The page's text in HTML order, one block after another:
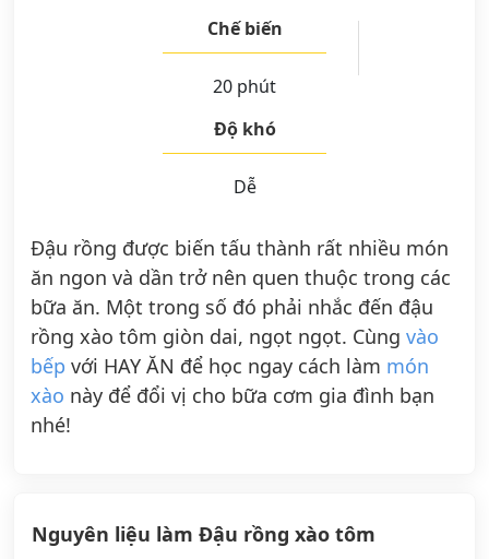
Chế biến
20 phút
Độ khó
Dễ
Đậu rồng được biến tấu thành rất nhiều món
ăn ngon và dần trở nên quen thuộc trong các
bữa ăn. Một trong số đó phải nhắc đến đậu
rồng xào tôm giòn dai, ngọt ngọt. Cùng vào
bếp với HAY ĂN để học ngay cách làm món
xào này để đổi vị cho bữa cơm gia đình bạn
nhé!
Nguyên liệu làm Đậu rồng xào tôm